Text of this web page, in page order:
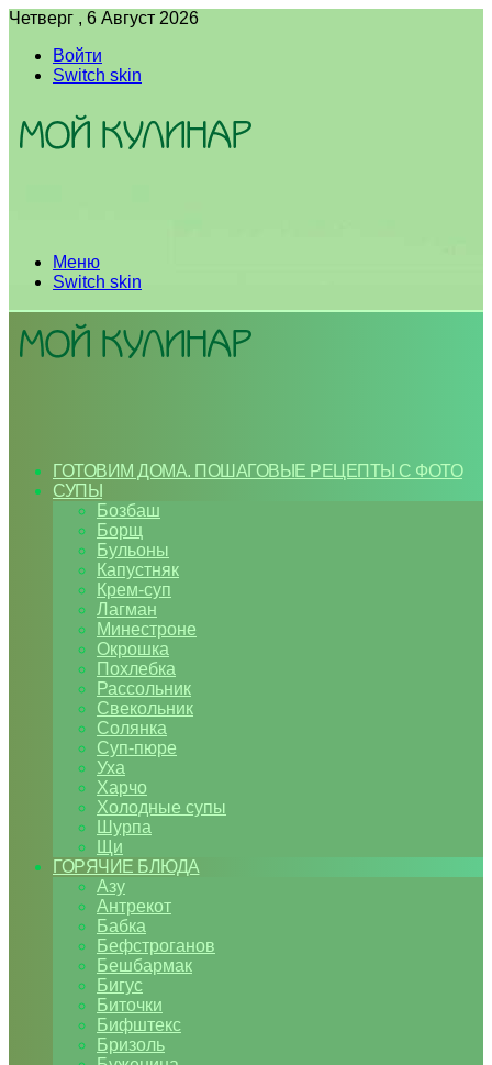
Четверг , 6 Август 2026
Войти
Switch skin
Меню
Switch skin
ГОТОВИМ ДОМА. ПОШАГОВЫЕ РЕЦЕПТЫ С ФОТО
СУПЫ
Бозбаш
Борщ
Бульоны
Капустняк
Крем-суп
Лагман
Минестроне
Окрошка
Похлебка
Рассольник
Свекольник
Солянка
Суп-пюре
Уха
Харчо
Холодные супы
Шурпа
Щи
ГОРЯЧИЕ БЛЮДА
Азу
Антрекот
Бабка
Бефстроганов
Бешбармак
Бигус
Биточки
Бифштекс
Бризоль